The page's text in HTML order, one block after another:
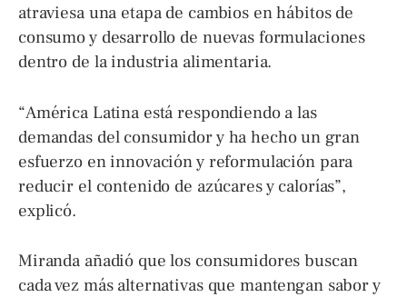
atraviesa una etapa de cambios en hábitos de
consumo y desarrollo de nuevas formulaciones
dentro de la industria alimentaria.
“América Latina está respondiendo a las
demandas del consumidor y ha hecho un gran
esfuerzo en innovación y reformulación para
reducir el contenido de azúcares y calorías”,
explicó.
Miranda añadió que los consumidores buscan
cada vez más alternativas que mantengan sabor y